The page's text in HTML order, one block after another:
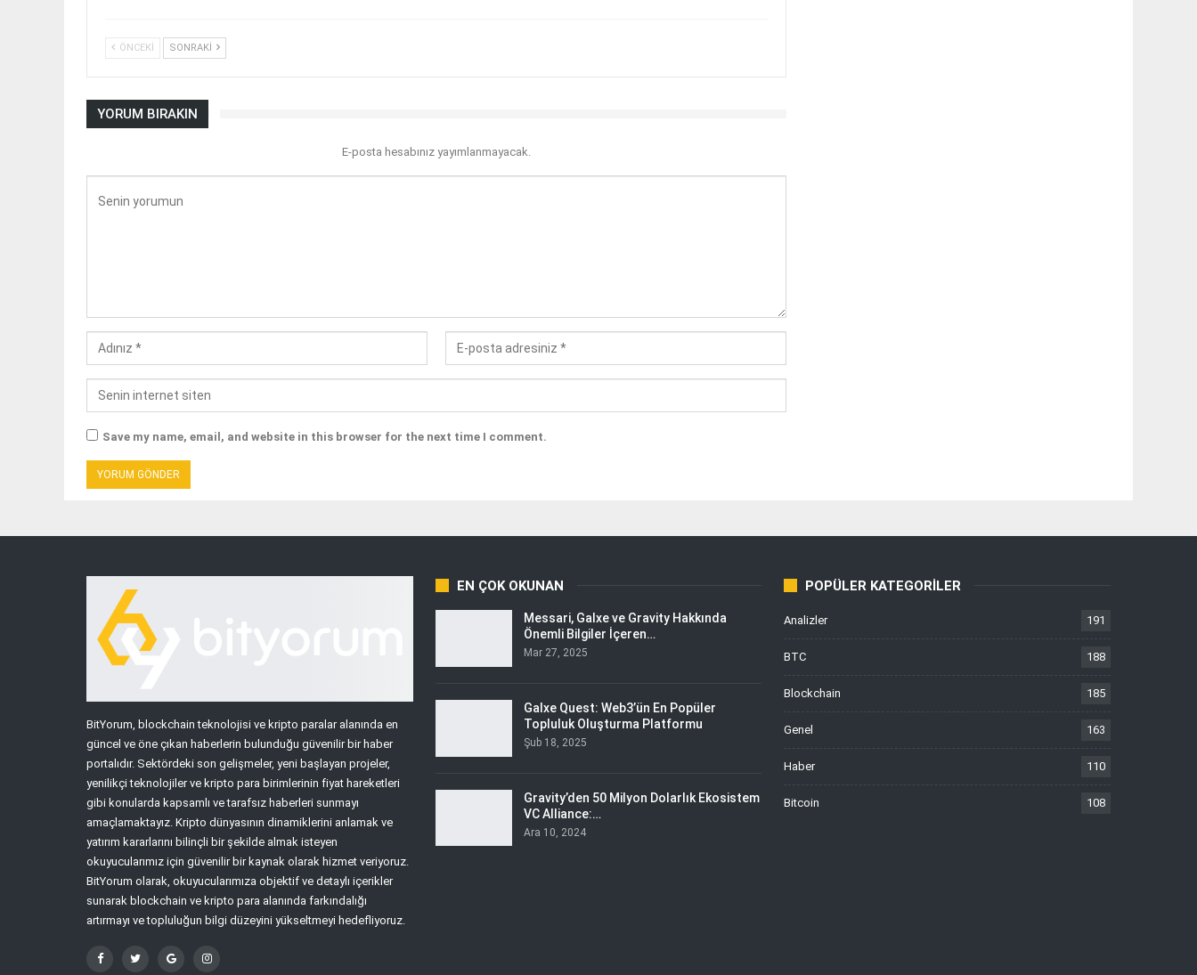
ÖNCEKI SONRAKI
YORUM BIRAKIN
E-posta hesabınız yayımlanmayacak.
Save my name, email, and website in this browser for the next time I comment.
BitYorum, blockchain teknolojisi ve kripto paralar alanında en
güncel ve öne çıkan haberlerin bulunduğu güvenilir bir haber
portalıdır. Sektördeki son gelişmeler, yeni başlayan projeler,
yenilikçi teknolojiler ve kripto para birimlerinin fiyat hareketleri
gibi konularda kapsamlı ve tarafsız haberleri sunmayı
amaçlamaktayız. Kripto dünyasının dinamiklerini anlamak ve
yatırım kararlarını bilinçli bir şekilde almak isteyen
okuyucularımız için güvenilir bir kaynak olarak hizmet veriyoruz.
BitYorum olarak, okuyucularımıza objektif ve detaylı içerikler
sunarak blockchain ve kripto para alanında farkındalığı
artırmayı ve topluluğun bilgi düzeyini yükseltmeyi hedefliyoruz.
EN ÇOK OKUNAN
Messari, Galxe ve Gravity Hakkında
Önemli Bilgiler İçeren…
Mar 27, 2025
Galxe Quest: Web3’ün En Popüler
Topluluk Oluşturma Platformu
Şub 18, 2025
Gravity’den 50 Milyon Dolarlık Ekosistem
VC Alliance:…
Ara 10, 2024
POPÜLER KATEGORILER
Analizler 191
BTC 188
Blockchain 185
Genel 163
Haber 110
Bitcoin 108